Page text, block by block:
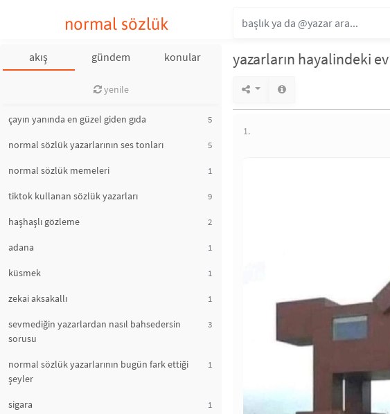
normal sözlük
akış gündem konular
yenile
çayın yanında en güzel giden gıda 5
normal sözlük yazarlarının ses tonları 5
normal sözlük memeleri 1
tiktok kullanan sözlük yazarları 9
haşhaşlı gözleme 2
adana 1
küsmek 1
zekai aksakallı 1
sevmediğin yazarlardan nasıl bahsedersin
sorusu
3
normal sözlük yazarlarının bugün fark ettiği
şeyler
1
sigara 1
yazarların hayalindeki ev
1.